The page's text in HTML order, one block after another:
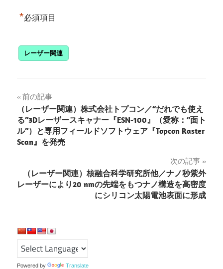
*必須項目
レーザー関連
投
稿
ナ
ゲ
ョ
ン
前の記事
（レーザー関連）株式会社トプコン／“だれでも使え
る”3Dレーザースキャナー『ESN-100』（愛称：“面ト
ル”）と専用フィールドソフトウェア『Topcon Raster
Scan』を発売
次の記事
（レーザー関連）核融合科学研究所他／ナノ秒紫外
レーザーにより20 nmの先端をもつナノ構造を高密度
にシリコン太陽電池表面に形成
Powered by Translate